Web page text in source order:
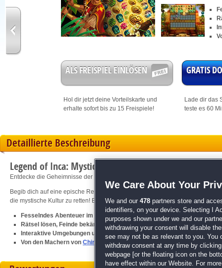
ALS FREISPIEL EINLÖSEN
Hol dir jetzt deine Vorteilskarte und
erhalte sofort bis zu 15 Freispiele!
GRATIS
Lade dir das
teste es 60
Detaillierte Beschreibung
Legend of Inca: Mystical Culture
Entdecke die Geheimnisse der Inka!
Begib dich auf eine epische Reise durch das alte Inka-Reich. Löse Rätsel,
die mystische Kultur zu retten! Begleite uns jetzt und werde zum Helden der
Fesselndes Abenteuer im alten Inka-Reich
Rätsel lösen, Feinde bekämpfen, Schätze finden
Interaktive Umgebungen und versteckte Geheimnisse entdecken
Von den Machern von Chinese Dragon
We Care About Your
We and our 478 partners store and
identifiers, on your device. Selecting I
purposes shown under we and our
withdrawing your consent will disable
see may not be as relevant to you. You
withdraw consent at any time by
webpage [or the floating icon on the
have effect within our Website. For